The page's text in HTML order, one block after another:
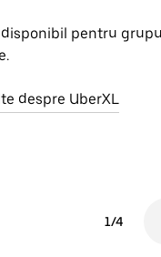
disponibil pentru
despre UberXL
1/4